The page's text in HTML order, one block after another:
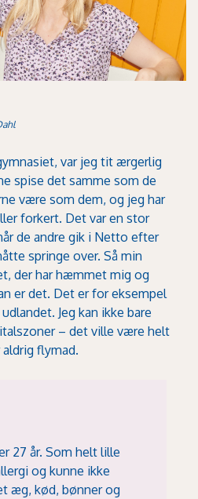
var jeg tit ærgerlig
spise det samme som de
være som dem, og jeg har
forkert. Det var en stor
de andre gik i Netto efter
springe over. Så min
der har hæmmet mig og
er det. Det er for eksempel
Jeg kan ikke bare
– det ville være helt
flymad.
27 år. Som helt lille
og kunne ikke
æg, kød, bønner og